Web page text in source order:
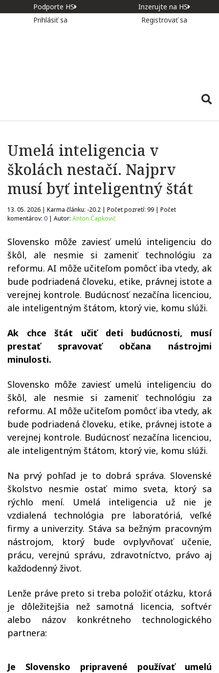
Podporte HS
Inzerujte na HS
Prihlásiť sa
Registrovať sa
Umelá inteligencia v
školách nestačí. Najprv
musí byť inteligentný štát
13. 05. 2026 | Karma článku: -20.2 | Počet pozretí: 99 | Počet
komentárov: 0 | Autor: Anton Čapkovič
Slovensko môže zaviesť umelú inteligenciu do
škôl, ale nesmie si zameniť technológiu za
reformu. AI môže učiteľom pomôcť iba vtedy, ak
bude podriadená človeku, etike, právnej istote a
verejnej kontrole. Budúcnosť nezačína licenciou,
ale inteligentným štátom, ktorý vie, komu slúži.
Ak chce štát učiť deti budúcnosti, musí
prestať spravovať občana nástrojmi
minulosti.
Slovensko môže zaviesť umelú inteligenciu do
škôl, ale nesmie si zameniť technológiu za
reformu. AI môže učiteľom pomôcť iba vtedy, ak
bude podriadená človeku, etike, právnej istote a
verejnej kontrole. Budúcnosť nezačína licenciou,
ale inteligentným štátom, ktorý vie, komu slúži.
Na prvý pohľad je to dobrá správa. Slovenské
školstvo nesmie ostať mimo sveta, ktorý sa
rýchlo mení. Umelá inteligencia už nie je
vzdialená technológia pre laboratóriá, veľké
firmy a univerzity. Stáva sa bežným pracovným
nástrojom, ktorý bude ovplyvňovať učenie,
prácu, verejnú správu, zdravotníctvo, právo aj
každodenný život.
Lenže práve preto si treba položiť otázku, ktorá
je dôležitejšia než samotná licencia, softvér
alebo názov konkrétneho technologického
partnera:
Je Slovensko pripravené používať umelú